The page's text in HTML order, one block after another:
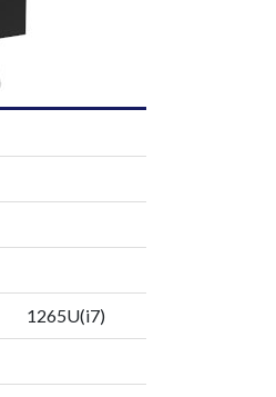
1265U(i7)